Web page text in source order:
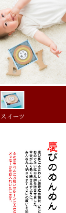
スイーツ